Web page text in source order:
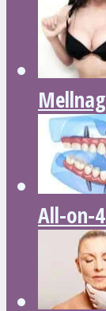
All-on-